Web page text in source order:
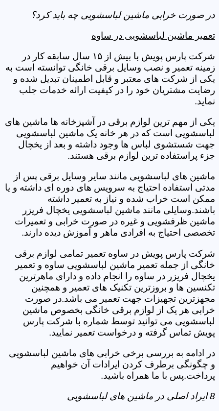
در صورت خرابی ماشین لباسشویی چه باید کرد؟
تعمیر ماشین لباسشویی در ساوه
شرکت پارس پویش با بیش از ۱۵ سال سابقه کار در
زمینه تعمیر و نصب وسایل برقی خانگی توانسته است به
یکی از شرکت های معتبر و قابل اطمینان تبدیل شده و
رضایت مشتریان خود را در کیفیت ارائه خدمات جلب
نماید.
یکی از مهم ترین لوازم برقی در آشپزخانه ها ماشین های
لباسشویی است که در هر خانه یک ماشین لباسشویی
جهت شستشوی لباس ها وجود داشته و بعد از یخچال
جزء پراستفاده ترین لوازم برقی هستند.
ماشین های لباسشویی مانند سایر وسایل برقی پس از
مدتی استفاده احتیاج به سرویس های دوره ای داشته و یا
ممکن است خراب شده و نیاز به تعمیر داشته
باشند.وسایلی مانند ماشین لباسشویی یخچال فریزر
ماشین ظرفشویی و غیره در صورت خرابی و تعمیرات
تخصصی احتیاج به افرادی ماهر و آموزش دیده دارند.
شرکت پارس پویش در ساوه تعمیر تمامی لوازم برقی
خانگی از جمله تعمیر ماشین لباسشویی ساوه و تعمیر
یخچال فریزر در ساوه را انجام داده و دارای ماهرترین
تکنسین ها و بروزترین تکنیک های تعمیر و همچنین
مجهزترین تجهیزات جهت تعمیر می باشد.در صورت
خرابی هر یک از لوازم برقی خانگی بخصوص ماشین
لباسشویی می توانید توسط شماره با شرکت پارس
پویش تماس گرفته و درخواست تعمیر نمایید.
در ادامه به بررسی برخی خرابی های ماشین لباسشویی
و چگونگی برطرف کردن ایرادات آن خواهیم
پرداخت.پس با ما همراه باشید.
8 ایراد اصلی در ماشین های لباسشویی